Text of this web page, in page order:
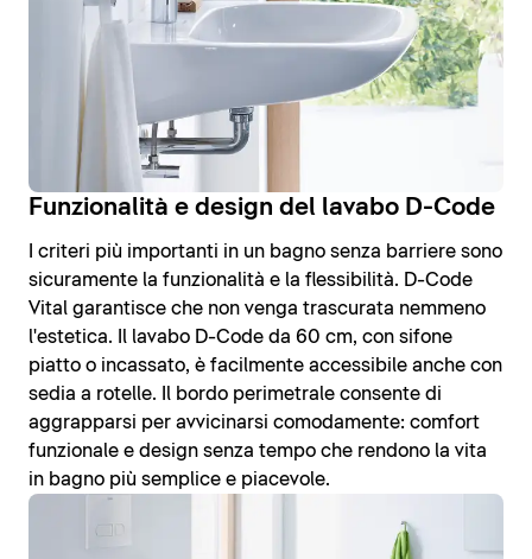
Funzionalità e design del lavabo D-Code
I criteri più importanti in un bagno senza barriere sono
sicuramente la funzionalità e la flessibilità. D-Code
Vital garantisce che non venga trascurata nemmeno
l'estetica. Il lavabo D-Code da 60 cm, con sifone
piatto o incassato, è facilmente accessibile anche con
sedia a rotelle. Il bordo perimetrale consente di
aggrapparsi per avvicinarsi comodamente: comfort
funzionale e design senza tempo che rendono la vita
in bagno più semplice e piacevole.